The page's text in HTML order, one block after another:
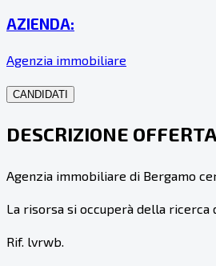
AZIENDA:
Agenzia immobiliare
CANDIDATI
DESCRIZIONE OFFERTA
Agenzia immobiliare di Bergamo
La risorsa si occuperà della
Rif. lvrwb.